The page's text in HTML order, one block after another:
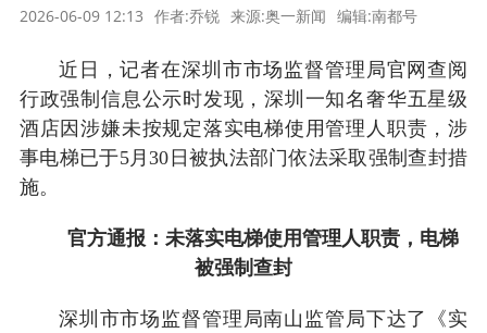
2026-06-09 12:13 作者:乔锐 来源:奥一新闻 编辑:南都号
近日，记者在深圳市市场监督管理局官网查阅
行政强制信息公示时发现，深圳一知名奢华五星级
酒店因涉嫌未按规定落实电梯使用管理人职责，涉
事电梯已于5月30日被执法部门依法采取强制查封措
施。
官方通报：未落实电梯使用管理人职责，电梯
被强制查封
深圳市市场监督管理局南山监管局下达了《实